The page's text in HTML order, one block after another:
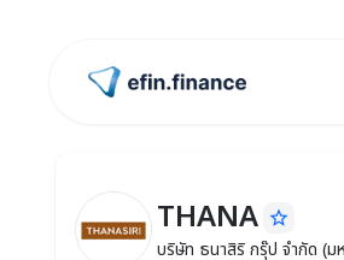
ไปหน้าแรก
THANA บริษัท ธนาสิริ
THANA star_border
บริษัท ธนาสิริ กรุ๊ป จำกัด (ม